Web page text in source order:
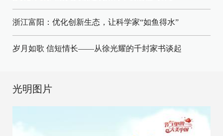
浙江富阳：优化创新生态，让科学家“如鱼得水”
岁月如歌 信短情长——从徐光耀的千封家书谈起
光明图片